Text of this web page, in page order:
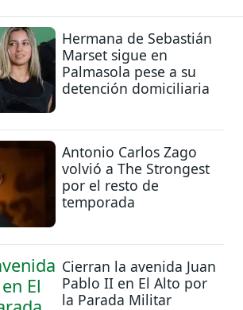
Hermana de Sebastián
Marset sigue en
Palmasola pese a su
detención domiciliaria
Antonio Carlos Zago
volvió a The Strongest
por el resto de
temporada
Cierran la avenida Juan
Pablo II en El Alto por
la Parada Militar